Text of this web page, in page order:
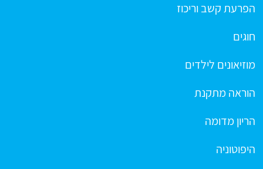
הפרעת קשב וריכוז
חוגים
מוזיאונים לילדים
הוראה מתקנת
הריון מדומה
היפוטוניה